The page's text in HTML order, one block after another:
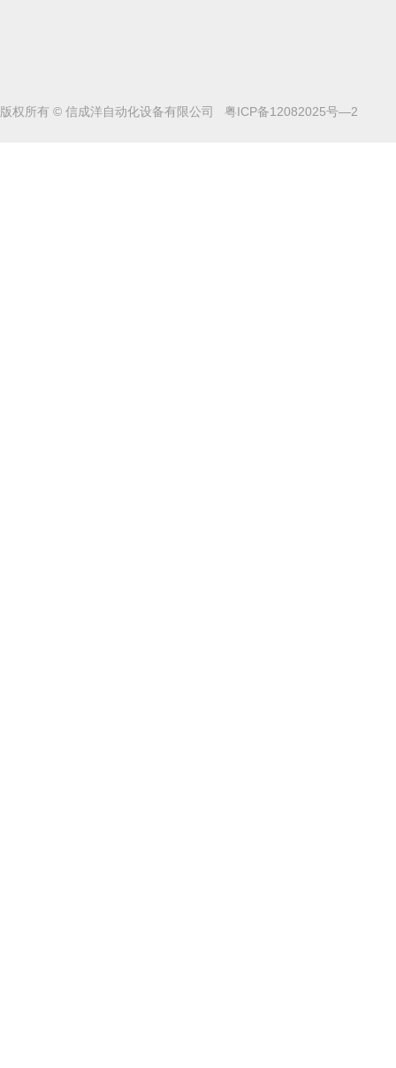
版权所有 © 信成洋自动化设备有限公司 粤ICP备12082025号—2